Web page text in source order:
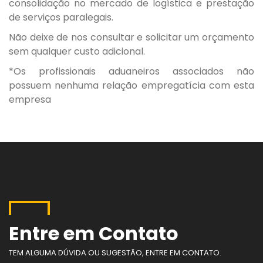
consolidação no mercado de logística e prestação
de serviços paralegais.
Não deixe de nos consultar e solicitar um orçamento
sem qualquer custo adicional.
*Os profissionais aduaneiros associados não
possuem nenhuma relação empregatícia com esta
empresa
Entre em Contato
TEM ALGUMA DÚVIDA OU SUGESTÃO, ENTRE EM CONTATO.